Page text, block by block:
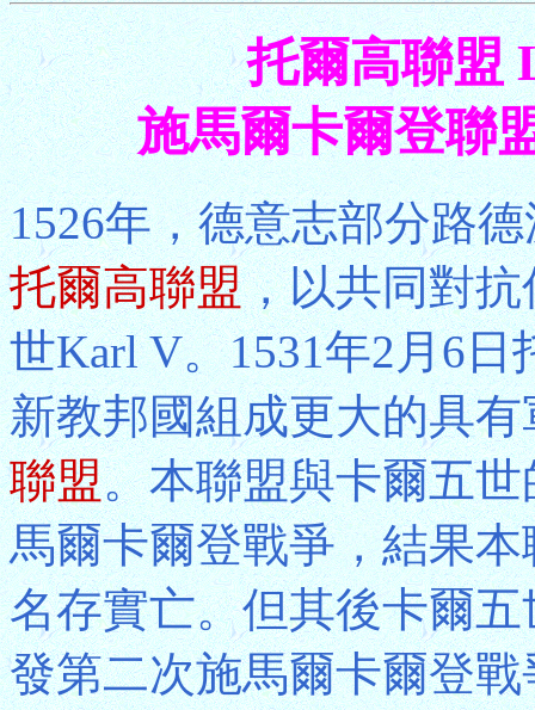
托爾高聯盟
施馬爾卡爾登聯
1526年，德意志部分路
托爾高聯盟，以共同對
世Karl V。1531年2月6
新教邦國組成更大的具
聯盟。本聯盟與卡爾五
馬爾卡爾登戰爭，結果
名存實亡。但其後卡爾
發第二次施馬爾卡爾登